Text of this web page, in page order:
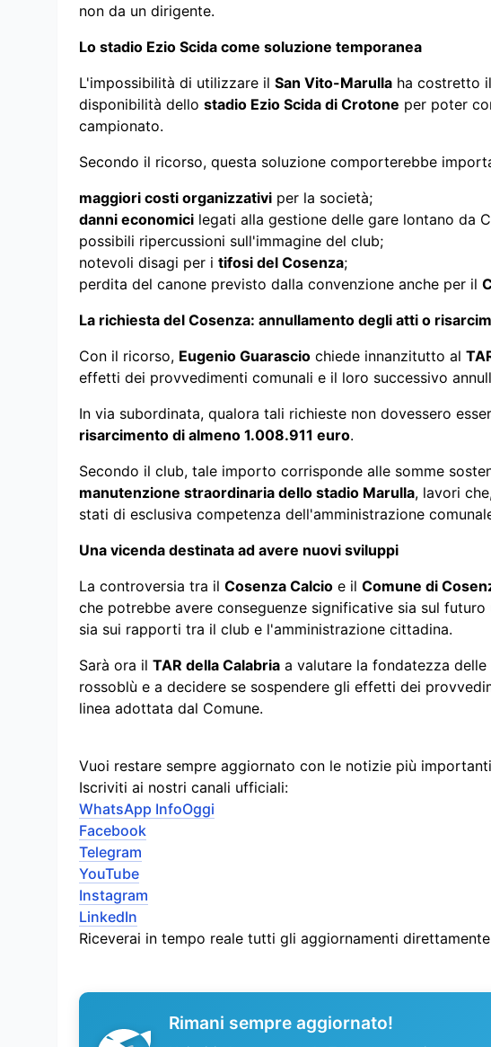
non da un dirigente.
Lo stadio Ezio Scida come soluzione temporanea
L'impossibilità di utilizzare il San Vito-Marulla ha costretto
disponibilità dello stadio Ezio Scida di Crotone per poter
campionato.
Secondo il ricorso, questa soluzione comporterebbe
maggiori costi organizzativi per la società;
danni economici legati alla gestione delle gare lontano da
possibili ripercussioni sull'immagine del club;
notevoli disagi per i tifosi del Cosenza;
perdita del canone previsto dalla convenzione anche per il
La richiesta del Cosenza: annullamento degli atti o
Con il ricorso, Eugenio Guarascio chiede innanzitutto al
effetti dei provvedimenti comunali e il loro successivo
In via subordinata, qualora tali richieste non dovessero
risarcimento di almeno 1.008.911 euro.
Secondo il club, tale importo corrisponde alle somme
manutenzione straordinaria dello stadio Marulla, lavori
stati di esclusiva competenza dell'amministrazione
Una vicenda destinata ad avere nuovi sviluppi
La controversia tra il Cosenza Calcio e il Comune di
che potrebbe avere conseguenze significative sia sul
sia sui rapporti tra il club e l'amministrazione cittadina.
Sarà ora il TAR della Calabria a valutare la fondatezza
rossoblù e a decidere se sospendere gli effetti dei
linea adottata dal Comune.
Vuoi restare sempre aggiornato con le notizie più
Iscriviti ai nostri canali ufficiali:
WhatsApp InfoOggi
Facebook
Telegram
YouTube
Instagram
LinkedIn
Riceverai in tempo reale tutti gli aggiornamenti
Rimani sempre aggiornato!